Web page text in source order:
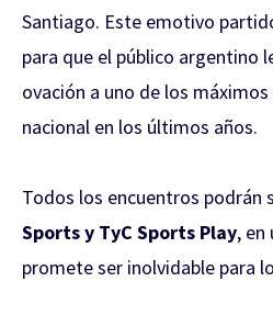
Santiago. Este emotivo
para que el público argentino
ovación a uno de los
nacional en los últimos años.
Todos los encuentros podrán
Sports y TyC Sports Play, en
promete ser inolvidable para